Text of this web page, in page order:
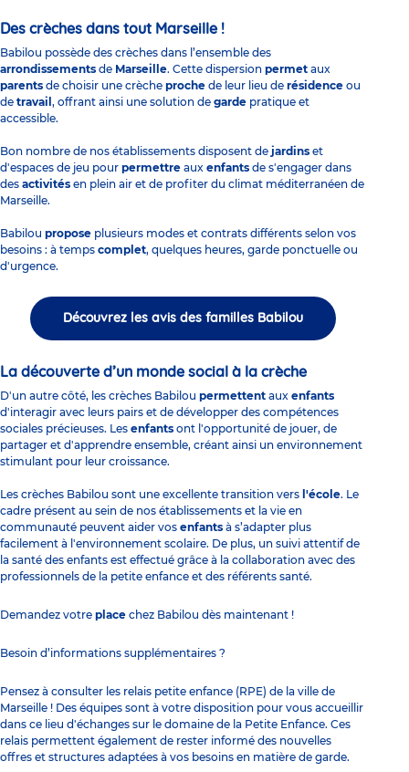
Des crèches dans tout Marseille !
Babilou possède des crèches dans l’ensemble des
arrondissements de Marseille. Cette dispersion permet aux
parents de choisir une crèche proche de leur lieu de résidence ou
de travail , offrant ainsi une solution de garde pratique et
accessible.
Bon nombre de nos établissements disposent de jardins et
d'espaces de jeu pour permettre aux enfants de s'engager dans
des activités en plein air et de profiter du climat méditerranéen de
Marseille.
Babilou propose plusieurs modes et contrats différents selon vos
besoins : à temps complet, quelques heures, garde ponctuelle ou
d'urgence.
Découvrez les avis des familles Babilou
La découverte d’un monde social à la crèche
D'un autre côté, les crèches Babilou permettent aux enfants
d'interagir avec leurs pairs et de développer des compétences
sociales précieuses. Les enfants ont l'opportunité de jouer, de
partager et d'apprendre ensemble, créant ainsi un environnement
stimulant pour leur croissance.
Les crèches Babilou sont une excellente transition vers l'école. Le
cadre présent au sein de nos établissements et la vie en
communauté peuvent aider vos enfants à s’adapter plus
facilement à l'environnement scolaire. De plus, un suivi attentif de
la santé des enfants est effectué grâce à la collaboration avec des
professionnels de la petite enfance et des référents santé.
Demandez votre place chez Babilou dès maintenant !
Besoin d’informations supplémentaires ?
Pensez à consulter les relais petite enfance (RPE) de la ville de
Marseille ! Des équipes sont à votre disposition pour vous accueillir
dans ce lieu d'échanges sur le domaine de la Petite Enfance. Ces
relais permettent également de rester informé des nouvelles
offres et structures adaptées à vos besoins en matière de garde.